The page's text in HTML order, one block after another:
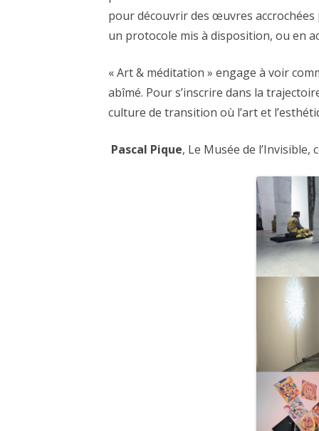
pour découvrir des œuvres accrochées
un protocole mis à disposition, ou en
« Art & méditation » engage à voir
abîmé. Pour s’inscrire dans la
culture de transition où l’art et
Pascal Pique, Le Musée de l’Invisible,